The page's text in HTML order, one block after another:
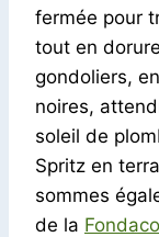
fermée pour
tout en
gondoliers,
noires,
soleil de
Spritz en
sommes
de la